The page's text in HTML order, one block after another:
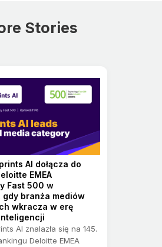
Stories
AI dołącza do
EMEA
Fast 500 w
gdy branża mediów
wkracza w erę
AI znalazła się na 145.
Deloitte EMEA